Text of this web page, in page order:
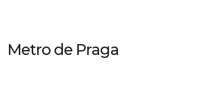
Metro de Praga